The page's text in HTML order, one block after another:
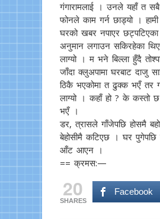
गंगारामलाई । उनले यहाँ त
फोनले काम गर्न छाड्यो ।
घरको खबर नपाएर
अनुमान लगाउन सकिरहेका
लाग्यो । म भने बिल्ला हुँदै
जाँदा क्लुअपामा घरबाट दाजु
ठिकै भएकोमा त ढुक्क भएँ तर
लाग्यो । कहाँ हो ? के कस्तो
भएँ ।
डर, त्रासले गाँजेपछि होसमै
बेहोसीमै कटिएछ । घर पुगेपछि
आँट आएन ।
== क्रमस:—
20
SHARES
Facebook